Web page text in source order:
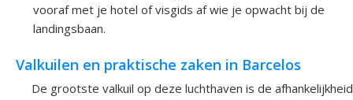
vooraf met je hotel of visgids af wie je opwacht bij de
landingsbaan.
Valkuilen en praktische zaken in Barcelos
De grootste valkuil op deze luchthaven is de afhankelijkheid